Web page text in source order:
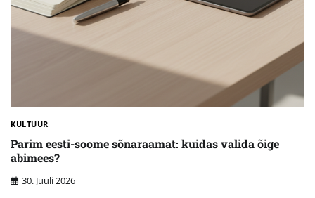
KULTUUR
Parim eesti-soome sõnaraamat: kuidas valida õige
abimees?
30. Juuli 2026